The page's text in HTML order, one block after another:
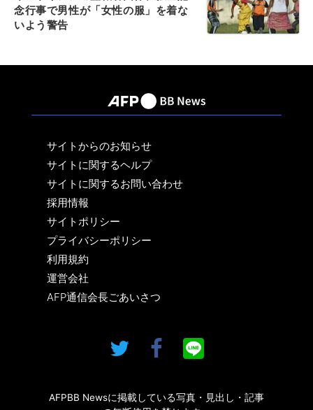
念行事で男性が「女性の服」を着な
いよう警告
サイトからのお知らせ
サイトに関するヘルプ
サイトに関するお問い合わせ
採用情報
サイトポリシー
プライバシーポリシー
利用規約
運営会社
AFP通信会長ごあいさつ
AFPBB Newsに掲載している写真・見出し・記事